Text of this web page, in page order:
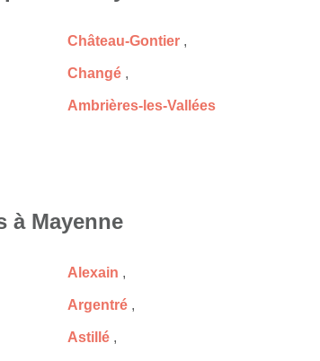
Château-Gontier ,
Changé ,
Ambrières-les-Vallées
à Mayenne
Alexain ,
Argentré ,
Astillé ,